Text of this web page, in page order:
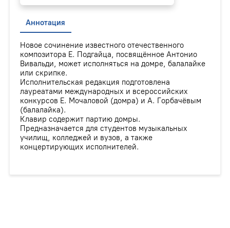
Аннотация
Новое сочинение известного отечественного
композитора Е. Подгайца, посвящённое Антонио
Вивальди, может исполняться на домре, балалайке
или скрипке.
Исполнительская редакция подготовлена
лауреатами международных и всероссийских
конкурсов Е. Мочаловой (домра) и А. Горбачёвым
(балалайка).
Клавир содержит партию домры.
Предназначается для студентов музыкальных
училищ, колледжей и вузов, а также
концертирующих исполнителей.